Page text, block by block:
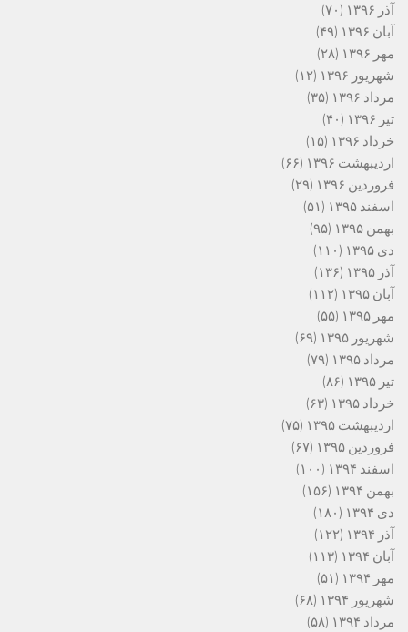
آذر ۱۳۹۶
(۷۰)
آبان ۱۳۹۶
(۴۹)
مهر ۱۳۹۶
(۲۸)
شهریور ۱۳۹۶
(۱۲)
مرداد ۱۳۹۶
(۳۵)
تیر ۱۳۹۶
(۴۰)
خرداد ۱۳۹۶
(۱۵)
اردیبهشت ۱۳۹۶
(۶۶)
فروردین ۱۳۹۶
(۲۹)
اسفند ۱۳۹۵
(۵۱)
بهمن ۱۳۹۵
(۹۵)
دی ۱۳۹۵
(۱۱۰)
آذر ۱۳۹۵
(۱۳۶)
آبان ۱۳۹۵
(۱۱۲)
مهر ۱۳۹۵
(۵۵)
شهریور ۱۳۹۵
(۶۹)
مرداد ۱۳۹۵
(۷۹)
تیر ۱۳۹۵
(۸۶)
خرداد ۱۳۹۵
(۶۳)
اردیبهشت ۱۳۹۵
(۷۵)
فروردین ۱۳۹۵
(۶۷)
اسفند ۱۳۹۴
(۱۰۰)
بهمن ۱۳۹۴
(۱۵۶)
دی ۱۳۹۴
(۱۸۰)
آذر ۱۳۹۴
(۱۲۲)
آبان ۱۳۹۴
(۱۱۳)
مهر ۱۳۹۴
(۵۱)
شهریور ۱۳۹۴
(۶۸)
مرداد ۱۳۹۴
(۵۸)